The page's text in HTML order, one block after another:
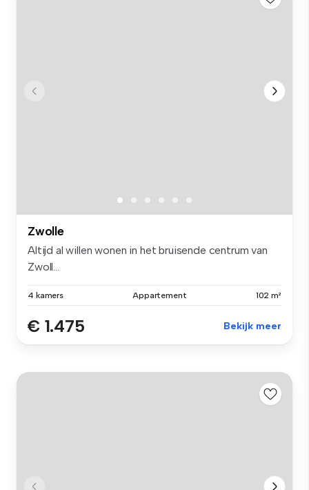
Zwolle
Altijd al willen wonen in het bruisende centrum van
Zwoll...
4 kamers Appartement 102 m²
€ 1.475 Bekijk meer